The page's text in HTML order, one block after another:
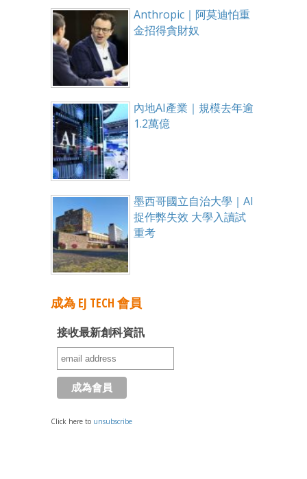
Anthropic｜阿莫迪怕重
金招得貪財奴
內地AI產業｜規模去年逾
1.2萬億
墨西哥國立自治大學｜AI
捉作弊失效 大學入讀試
重考
成為 EJ TECH 會員
接收最新創科資訊
Click here to unsubscribe